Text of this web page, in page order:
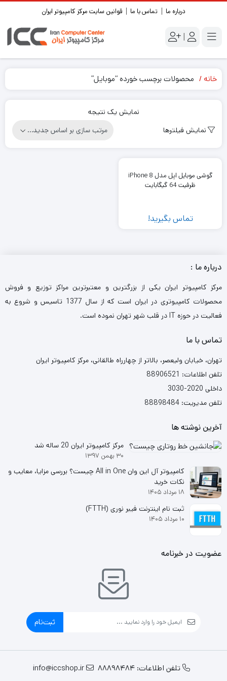
درباره ما تماس با ما قوانین سایت مرکز کامپیوتر ایران
|
خانه محصولات برچسب خورده “موبایل”
نمایش یک نتیجه
نمایش فیلترها
گوشی موبایل اپل مدل iPhone 8
ظرفیت 64 گیگابایت
تماس بگیرید!
درباره ما :
مرکز کامپیوتر ایران یکی از بزرگترین و معتبرترین مراکز توزیع و فروش
محصولات کامپیوتری در ایران است که از سال 1377 تاسیس و شروع به
فعالیت در حوزه IT در قلب شهر تهران نموده است.
تماس با ما
تهران، خیابان ولیعصر، بالاتر از چهارراه طالقانی، مرکز کامپیوتر ایران
تلفن اطلاعات: 88906521
داخلی 2020-3030
تلفن مدیریت: 88898484
آخرین نوشته ها
مرکز کامپیوتر ایران 20 ساله شد
۳۰ بهمن ۱۳۹۷
کامپیوتر آل این وان All in One چیست؟ بررسی مزایا، معایب و
نکات خرید
۱۸ مرداد ۱۴۰۵
ثبت نام اینترنت فیبر نوری (FTTH)
۱۰ مرداد ۱۴۰۵
عضویت در خبرنامه
ثبت‌نام
تلفن اطلاعات: 88898484 info@iccshop.ir